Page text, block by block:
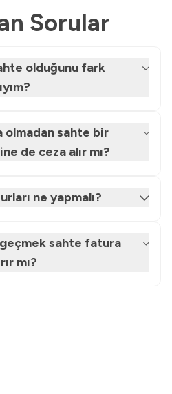
Sorular
olduğunu fark
olmadan sahte bir
de ceza alır mı?
ne yapmalı?
sahte fatura
mı?